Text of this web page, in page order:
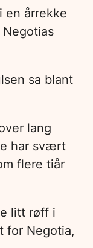
en årrekke
sa blant
lang
har svært
flere tiår
litt røff i
for Negotia,